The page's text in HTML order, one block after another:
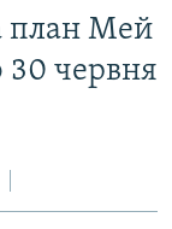
план Мей
30 червня